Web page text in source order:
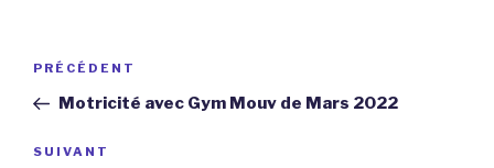
Navigation
l’article
Article
précédent
PRÉCÉDENT
Motricité avec Gym Mouv de Mars 2022
Article
SUIVANT